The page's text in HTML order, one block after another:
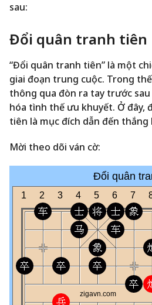
sau:
Đổi quân tranh tiên
“Đổi quân tranh tiên” là một
giai đoạn trung cuộc. Trong
thông qua đòn ra tay trước
hóa tình thế ưu khuyết. Ở đây,
tiên là mục đích dẫn đến thắng
Mời theo dõi ván cờ: